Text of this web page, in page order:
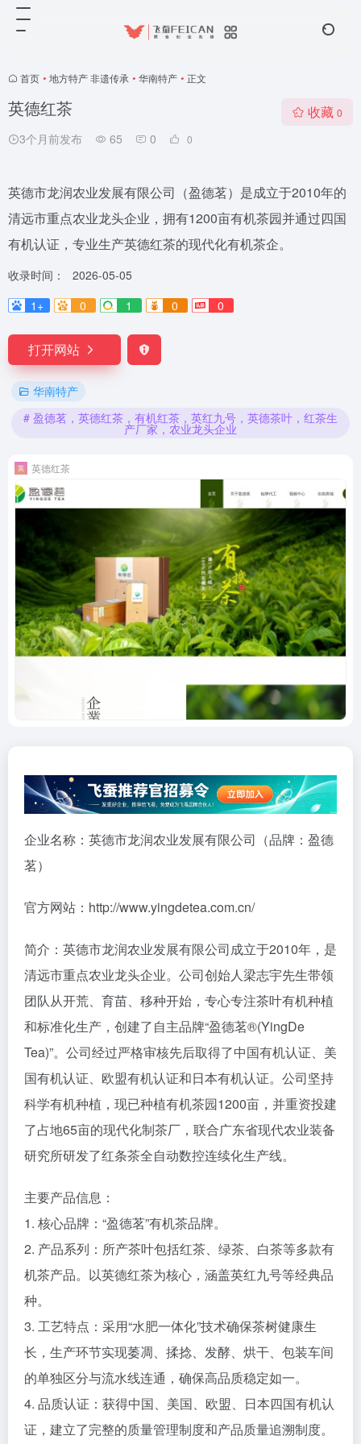
首页 • 地方特产 非遗传承 • 华南特产 • 正文
英德红茶
3个月前发布 65 0 0
收藏 0
英德市龙润农业发展有限公司（盈德茗）是成立于2010年的
清远市重点农业龙头企业，拥有1200亩有机茶园并通过四国
有机认证，专业生产英德红茶的现代化有机茶企。
收录时间：
2026-05-05
1+
0 1 0 0
打开网站
华南特产
# 盈德茗，英德红茶，有机红茶，英红九号，英德茶叶，红茶生
产厂家，农业龙头企业
英德红茶
企业名称：英德市龙润农业发展有限公司（品牌：盈德
茗）
官方网站：http://www.yingdetea.com.cn/
简介：英德市龙润农业发展有限公司成立于2010年，是
清远市重点农业龙头企业。公司创始人梁志宇先生带领
团队从开荒、育苗、移种开始，专心专注茶叶有机种植
和标准化生产，创建了自主品牌“盈德茗®(YingDe
Tea)”。公司经过严格审核先后取得了中国有机认证、美
国有机认证、欧盟有机认证和日本有机认证。公司坚持
科学有机种植，现已种植有机茶园1200亩，并重资投建
了占地65亩的现代化制茶厂，联合广东省现代农业装备
研究所研发了红条茶全自动数控连续化生产线。
主要产品信息：
1. 核心品牌：“盈德茗”有机茶品牌。
2. 产品系列：所产茶叶包括红茶、绿茶、白茶等多款有
机茶产品。以英德红茶为核心，涵盖英红九号等经典品
种。
3. 工艺特点：采用“水肥一体化”技术确保茶树健康生
长，生产环节实现萎凋、揉捻、发酵、烘干、包装车间
的单独区分与流水线连通，确保高品质稳定如一。
4. 品质认证：获得中国、美国、欧盟、日本四国有机认
证，建立了完整的质量管理制度和产品质量追溯制度。